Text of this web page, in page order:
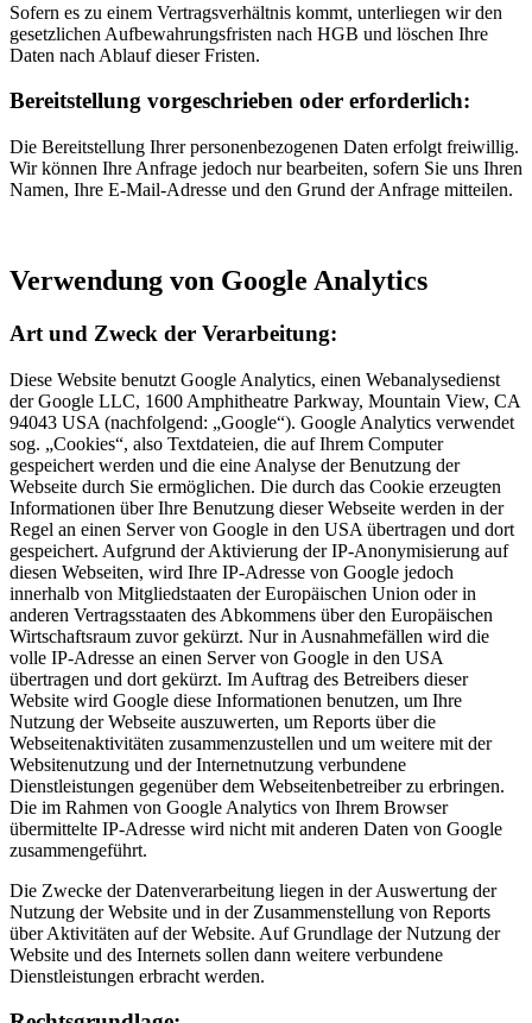
Sofern es zu einem Vertragsverhältnis kommt, unterliegen wir den
gesetzlichen Aufbewahrungsfristen nach HGB und löschen Ihre
Daten nach Ablauf dieser Fristen.
Bereitstellung vorgeschrieben oder erforderlich:
Die Bereitstellung Ihrer personenbezogenen Daten erfolgt freiwillig.
Wir können Ihre Anfrage jedoch nur bearbeiten, sofern Sie uns Ihren
Namen, Ihre E-Mail-Adresse und den Grund der Anfrage mitteilen.
Verwendung von Google Analytics
Art und Zweck der Verarbeitung:
Diese Website benutzt Google Analytics, einen Webanalysedienst
der Google LLC, 1600 Amphitheatre Parkway, Mountain View, CA
94043 USA (nachfolgend: „Google“). Google Analytics verwendet
sog. „Cookies“, also Textdateien, die auf Ihrem Computer
gespeichert werden und die eine Analyse der Benutzung der
Webseite durch Sie ermöglichen. Die durch das Cookie erzeugten
Informationen über Ihre Benutzung dieser Webseite werden in der
Regel an einen Server von Google in den USA übertragen und dort
gespeichert. Aufgrund der Aktivierung der IP-Anonymisierung auf
diesen Webseiten, wird Ihre IP-Adresse von Google jedoch
innerhalb von Mitgliedstaaten der Europäischen Union oder in
anderen Vertragsstaaten des Abkommens über den Europäischen
Wirtschaftsraum zuvor gekürzt. Nur in Ausnahmefällen wird die
volle IP-Adresse an einen Server von Google in den USA
übertragen und dort gekürzt. Im Auftrag des Betreibers dieser
Website wird Google diese Informationen benutzen, um Ihre
Nutzung der Webseite auszuwerten, um Reports über die
Webseitenaktivitäten zusammenzustellen und um weitere mit der
Websitenutzung und der Internetnutzung verbundene
Dienstleistungen gegenüber dem Webseitenbetreiber zu erbringen.
Die im Rahmen von Google Analytics von Ihrem Browser
übermittelte IP-Adresse wird nicht mit anderen Daten von Google
zusammengeführt.
Die Zwecke der Datenverarbeitung liegen in der Auswertung der
Nutzung der Website und in der Zusammenstellung von Reports
über Aktivitäten auf der Website. Auf Grundlage der Nutzung der
Website und des Internets sollen dann weitere verbundene
Dienstleistungen erbracht werden.